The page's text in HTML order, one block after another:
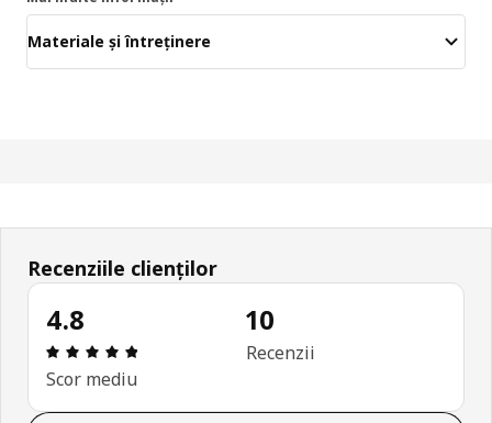
Materiale și întreținere
Recenziile clienților
4.8
Prezentare generală: 4.8 din 5 stele Total
Scor mediu
10
Recenzii